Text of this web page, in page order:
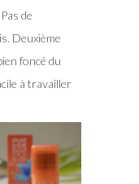
de
Deuxième
foncé du
à travailler